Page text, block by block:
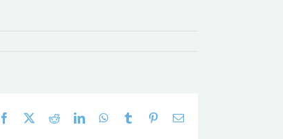
Facebook RedditLinkedInWhatsApp
Tumblr Pinterest
E-